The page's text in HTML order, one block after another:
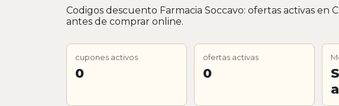
Codigos descuento Farmacia Soccavo: ofertas activas
antes de comprar online.
cupones activos
0
ofertas activas
0